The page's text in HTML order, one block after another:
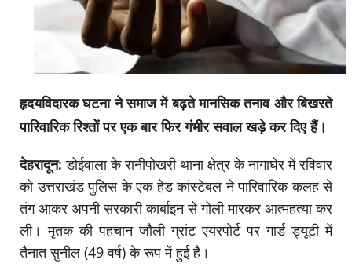
हृदयविदारक घटना ने समाज में बढ़ते मानसिक तनाव और बिखरते
पारिवारिक रिश्तों पर एक बार फिर गंभीर सवाल खड़े कर दिए हैं।
देहरादून: डोईवाला के रानीपोखरी थाना क्षेत्र के नागाघेर में रविवार
को उत्तराखंड पुलिस के एक हेड कांस्टेबल ने पारिवारिक कलह से
तंग आकर अपनी सरकारी कार्बाइन से गोली मारकर आत्महत्या कर
ली। मृतक की पहचान जौली ग्रांट एयरपोर्ट पर गार्ड ड्यूटी में
तैनात सुनील (49 वर्ष) के रूप में हुई है।